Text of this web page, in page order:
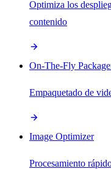
Optimiza los
contenido
On-The-Fly
Empaquetado de
Image Optimizer
Procesamiento